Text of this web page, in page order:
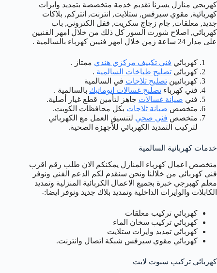
كهربجي منازل يسرنا تقديم خدمة متخصصة بتمديد وايرات
كهربائية, مقوي سيرفس, ستلايت, انترنت, انتركم, بلاكات
جديد, معلقات, جام زجاج سكريت, قفل الكتروني, باب
كهربائي, اصلاح شورت السور كل ذلك من خلال امهر الفنيين
على مدار 24 ساعة زمن خلال امهر فنيين كهرباء بالسالمية .
كهربائي فني تكييف مركزي هندي ممتاز .
كهربائي تصليح طباخات السالمية .
كهربائيين تصليح ثلاجات في السالمية
فني كهرباء تصليح غسالات اتوماتيك بالسالمية .
فني صيانة غسالات جاهز لتأمين قطع غيار أصلية.
متخصص صيانة ثلاجات بكل محافظات الكويت.
متخصص فني صحي لتنسيق العمل مع الكهربائي
لتركيب التمديد الكهربائي للأجهزة الصحية.
خدمات كهربائية السالمية
متخصص اعمال كهرباء المنازل يمكنكم الان طلب رقم اقرب
فني كهربائي من خلالنا ونحن سنقدم لكم الدعم الفني ونوفر
معلم كهبرجي خبرة بجميع الاعمال الكربائية المنزلية وتمديد
الكابلات والوايرات الداخلية وتمديد بلاك جديد ونوفر ايضا:-
كهربائي تركيب معلقات
كهربائي تركيب سخان الماء
كهربائي تمديد وايرات ستلايت
كهربائي مقوي سيرفس شبكة اتصال وانترنت.
كهربائي تركيب سبوت لايت